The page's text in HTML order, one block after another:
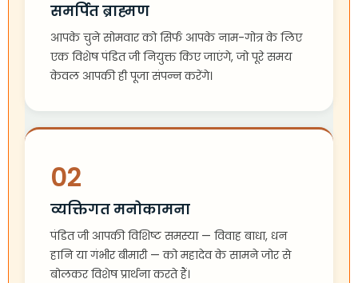
समर्पित ब्राह्मण
आपके चुने सोमवार को सिर्फ आपके नाम-गोत्र के लिए
एक विशेष पंडित जी नियुक्त किए जाएंगे, जो पूरे समय
केवल आपकी ही पूजा संपन्न करेंगे।
02
व्यक्तिगत मनोकामना
पंडित जी आपकी विशिष्ट समस्या — विवाह बाधा, धन
हानि या गंभीर बीमारी — को महादेव के सामने जोर से
बोलकर विशेष प्रार्थना करते हैं।